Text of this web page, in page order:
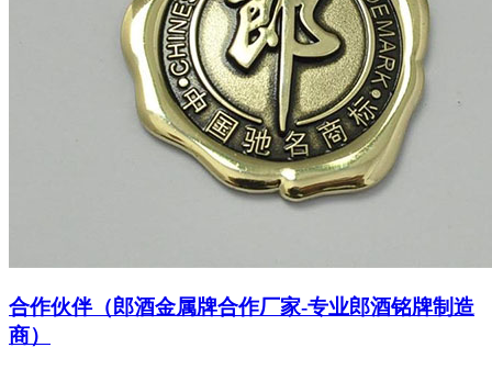
合作伙伴（郎酒金属牌合作厂家-专业郎酒铭牌制造
商）